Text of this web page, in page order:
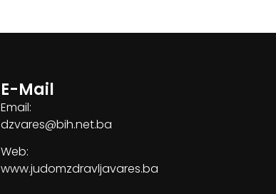
E-Mail
Email:
dzvares@bih.net.ba
Web:
www.judomzdravljavares.ba